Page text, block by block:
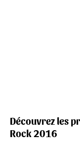
Découvrez les
Rock 2016